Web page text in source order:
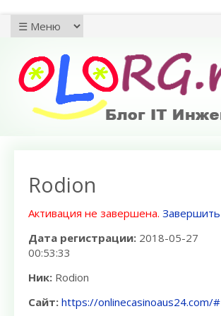
Rodion
Активация не завершена. Завершить
Дата регистрации: 2018-05-27
00:53:33
Ник: Rodion
Сайт: https://onlinecasinoaus24.com/#